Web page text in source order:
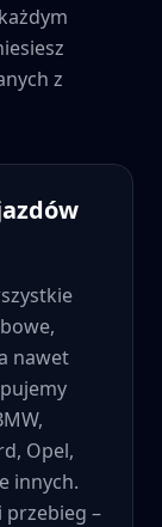
z
nawet
Opel,
innych.
przebieg –